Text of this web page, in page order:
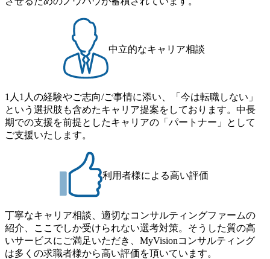
中立的なキャリア相談
1人1人の経験やご志向/ご事情に添い、「今は転職しない」
という選択肢も含めたキャリア提案をしております。中長
期での支援を前提としたキャリアの「パートナー」として
ご支援いたします。
利用者様による高い評価
丁寧なキャリア相談、適切なコンサルティングファームの
紹介、ここでしか受けられない選考対策。そうした質の高
いサービスにご満足いただき、MyVisionコンサルティング
は多くの求職者様から高い評価を頂いています。